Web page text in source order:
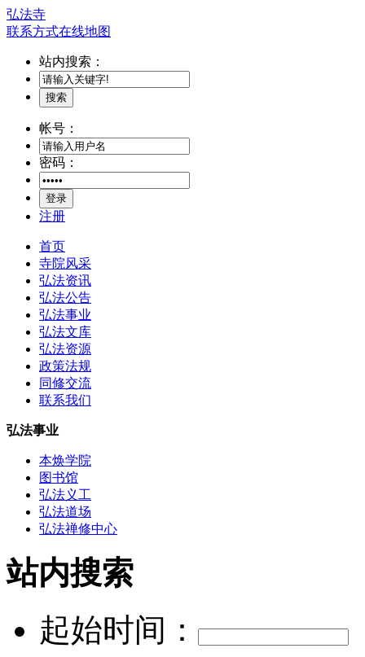
弘法寺
联系方式在线地图
站内搜索：
搜索
帐号：
密码：
登录
注册
首页
寺院风采
弘法资讯
弘法公告
弘法事业
弘法文库
弘法资源
政策法规
同修交流
联系我们
弘法事业
本焕学院
图书馆
弘法义工
弘法道场
弘法禅修中心
站内搜索
起始时间：